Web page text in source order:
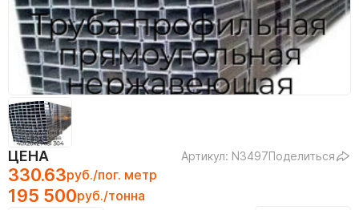
ЦЕНА Артикул: N3497Поделиться
330.63руб./пог. метр
195 500руб./тонна